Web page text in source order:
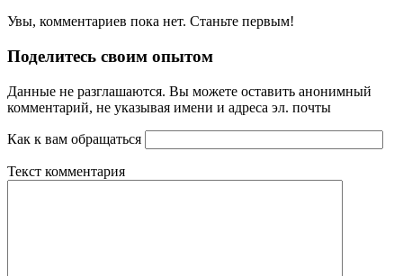
Увы, комментариев пока нет. Станьте первым!
Поделитесь своим опытом
Данные не разглашаются. Вы можете оставить анонимный
комментарий, не указывая имени и адреса эл. почты
Как к вам обращаться
Текст комментария